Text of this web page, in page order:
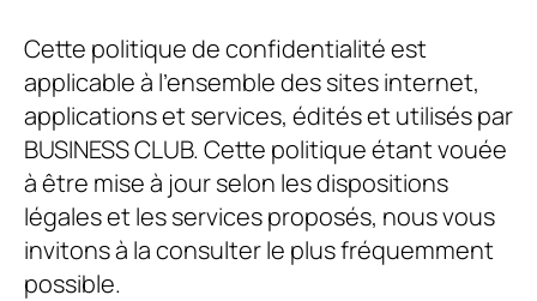
Cette politique de confidentialité est
applicable à l’ensemble des sites internet,
applications et services, édités et utilisés par
BUSINESS CLUB. Cette politique étant vouée
à être mise à jour selon les dispositions
légales et les services proposés, nous vous
invitons à la consulter le plus fréquemment
possible.